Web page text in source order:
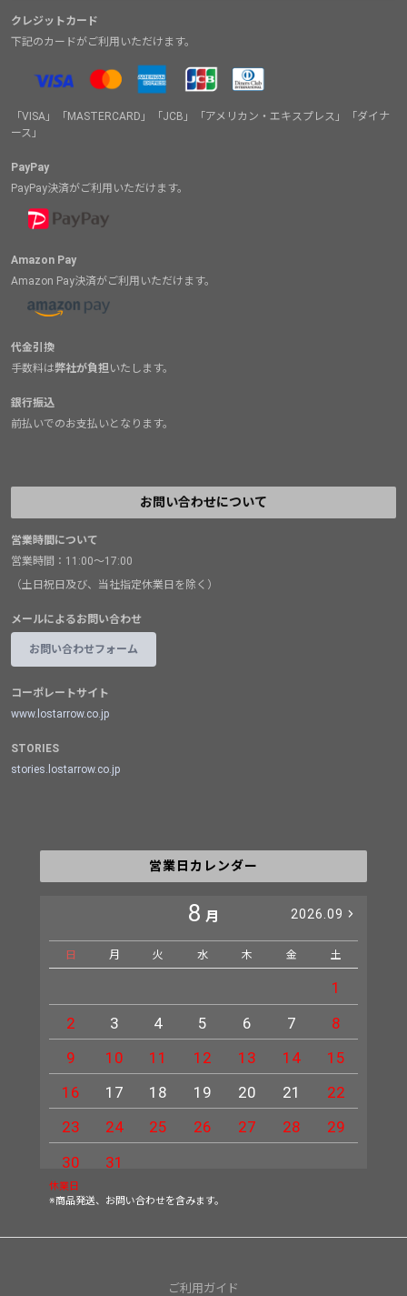
クレジットカード
下記のカードがご利用いただけます。
「VISA」「MASTERCARD」「JCB」「アメリカン・エキスプレス」「ダイナ
ース」
PayPay
PayPay決済がご利用いただけます。
Amazon Pay
Amazon Pay決済がご利用いただけます。
代金引換
手数料は弊社が負担いたします。
銀行振込
前払いでのお支払いとなります。
お問い合わせについて
営業時間について
営業時間：11:00～17:00
（土日祝日及び、当社指定休業日を除く）
メールによるお問い合わせ
お問い合わせフォーム
コーポレートサイト
www.lostarrow.co.jp
STORIES
stories.lostarrow.co.jp
営業日カレンダー
8 月 2026.09
日 月 火 水 木 金 土
1
2
3 4 5 6 7
8
9
10 11 12 13 14
15
16
17 18 19 20 21
22
23
24 25 26 27 28
29
30
31
休業日
※商品発送、お問い合わせを含みます。
ご利用ガイド